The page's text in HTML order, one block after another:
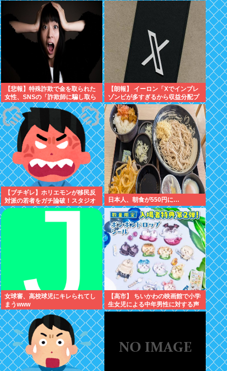
【悲報】特殊詐欺で金を取られた
女性、SNSの「詐欺師に騙し取ら
れたお金、取り戻せます」」に釣
られさらに240万円失うwww
【朗報】 イーロン「Xでインプレ
ゾンビが多すぎるから収益分配プ
ログラムやめるわ」
【ブチギレ】ホリエモンが移民反
対派の若者をガチ論破！スタジオ
が凍りついた瞬間がヤバすぎる…
日本人、朝食が550円に…
女球審、高校球児にキレられてし
まうwww
【高市】 ちいかわの映画館で小学
生女児による中年男性に対する声
かけが発生 映画特典をおねだり